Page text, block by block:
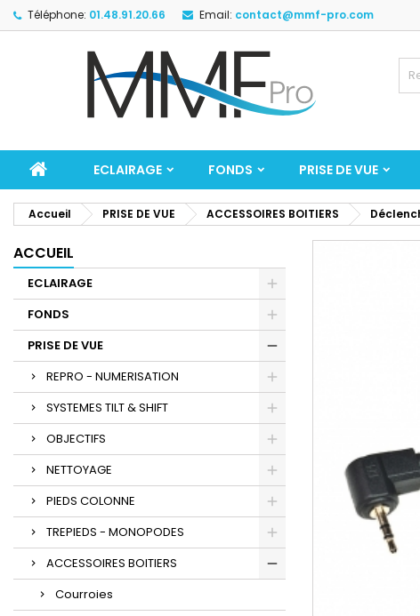
Téléphone: 01.48.91.20.66 Email: contact@mmf-pro.com
ECLAIRAGE FONDS PRISE DE VUE
Accueil PRISE DE VUE ACCESSOIRES BOITIERS
ACCUEIL
ECLAIRAGE
FONDS
PRISE DE VUE
REPRO - NUMERISATION
SYSTEMES TILT & SHIFT
OBJECTIFS
NETTOYAGE
PIEDS COLONNE
TREPIEDS - MONOPODES
ACCESSOIRES BOITIERS
Courroies